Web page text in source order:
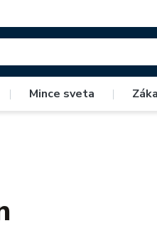
| Mince sveta |